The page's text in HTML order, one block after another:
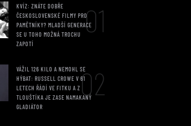
KVÍZ: ZNÁTE DOBŘE
ČESKOSLOVENSKÉ FILMY PRO
PAMĚTNÍKY? MLADŠÍ GENERACE
SE U TOHO MOŽNÁ TROCHU
ZAPOTÍ
01
VÁŽIL 126 KILO A NEMOHL SE
HÝBAT: RUSSELL CROWE V 61
LETECH ŘÁDÍ VE FITKU A Z
TLOUŠTÍKA JE ZASE NAMAKANÝ
GLADIÁTOR
02